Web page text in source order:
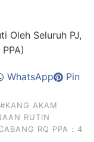
Oleh Seluruh PJ,
WhatsApp
Pin
#KANG AKAM
RUTIN
RQ PPA : 4